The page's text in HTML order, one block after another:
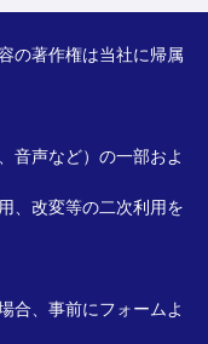
の著作権は当社に帰属
音声など）の一部およ
、改変等の二次利用を
合、事前にフォーム よ